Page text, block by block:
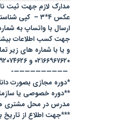
مدارک لازم جهت ثبت
عکس ۴*۳ – کپی شناسنامه -کپی کارت ملی
ارسال با واتساپ به شماره
جهت کسب اطلاعات بیشتر عنوان دوره
و یا با شماره های زیر
۰۲۱۶۶۹۶۷۶۲۰ و ۰۹۳۹۲۰۷۴۶۲۶
——————————-
*دوره مجازی بصورت
**دوره خصوصی یا
مدرس در محل مشتری
***جهت اطلاع از تاریخ برگزاری